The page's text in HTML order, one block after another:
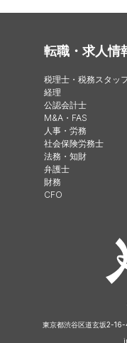
転職・求人情
税理士・税務スタッ
経理
公認会計士
M&A・FAS
人事・労務
社会保険労務士
法務・知財
弁護士
財務
CFO
東京都渋谷区道玄坂2-16-